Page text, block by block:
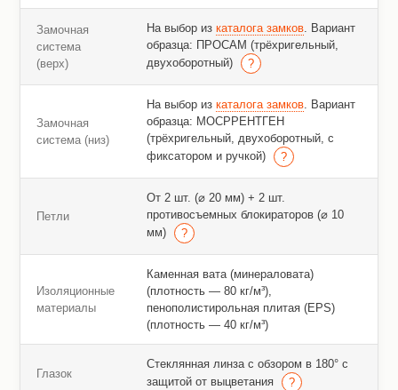
Замочная
система
(верх)
На выбор из каталога замков. Вариант
образца: ПРОСАМ (трёхригельный,
двухоборотный)
Замочная
система (низ)
На выбор из каталога замков. Вариант
образца: МОСРРЕНТГЕН
(трёхригельный, двухоборотный, с
фиксатором и ручкой)
Петли
От 2 шт. (⌀ 20 мм) + 2 шт.
противосъемных блокираторов (⌀ 10
мм)
Изоляционные
материалы
Каменная вата (минераловата)
(плотность — 80 кг/м³),
пенополистирольная плитая (EPS)
(плотность — 40 кг/м³)
Глазок
Стеклянная линза с обзором в 180° с
защитой от выцветания